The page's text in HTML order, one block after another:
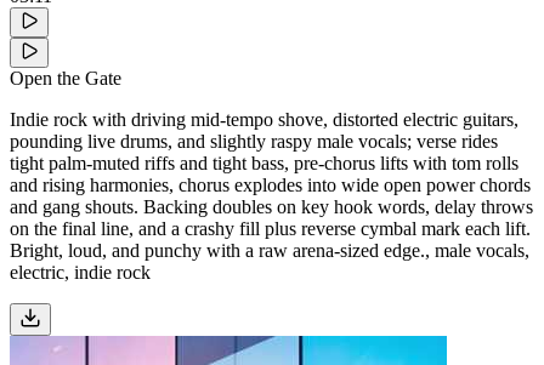
Open the Gate
Indie rock with driving mid-tempo shove, distorted electric guitars,
pounding live drums, and slightly raspy male vocals; verse rides
tight palm-muted riffs and tight bass, pre-chorus lifts with tom rolls
and rising harmonies, chorus explodes into wide open power chords
and gang shouts. Backing doubles on key hook words, delay throws
on the final line, and a crashy fill plus reverse cymbal mark each lift.
Bright, loud, and punchy with a raw arena-sized edge., male vocals,
electric, indie rock